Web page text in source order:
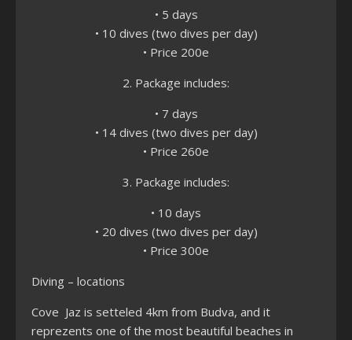
• 5 days
• 10 dives (two dives per day)
• Price 200e
2. Package includes:
• 7 days
• 14 dives (two dives per day)
• Price 260e
3. Package includes:
• 10 days
• 20 dives (two dives per day)
• Price 300e
Diving – locations
Cove Jaz is setteled 4km from Budva, and it
reprezents one of the most beautiful beaches in